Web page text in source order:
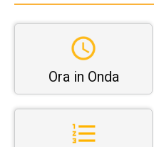
Ora in Onda